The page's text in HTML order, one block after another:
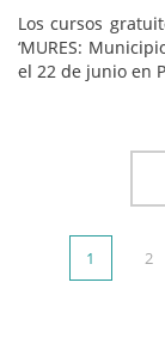
Los cursos
‘MURES:
el 22 de junio en
1 2